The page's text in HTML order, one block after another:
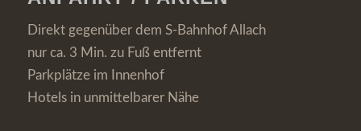
Direkt gegenüber dem S-Bahnhof Allach
nur ca. 3 Min. zu Fuß entfernt
Parkplätze im Innenhof
Hotels in unmittelbarer Nähe